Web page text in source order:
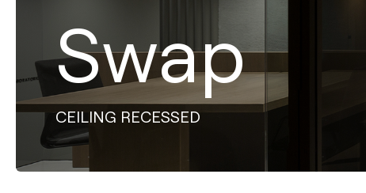
Swap
CEILING RECESSED